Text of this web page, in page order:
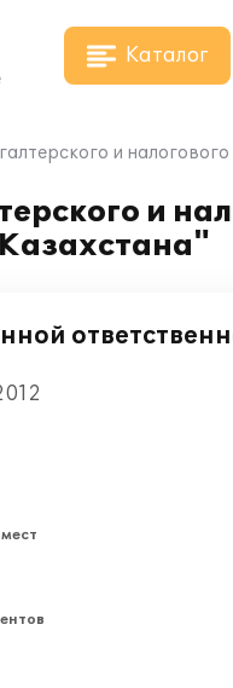
Каталог
и
и